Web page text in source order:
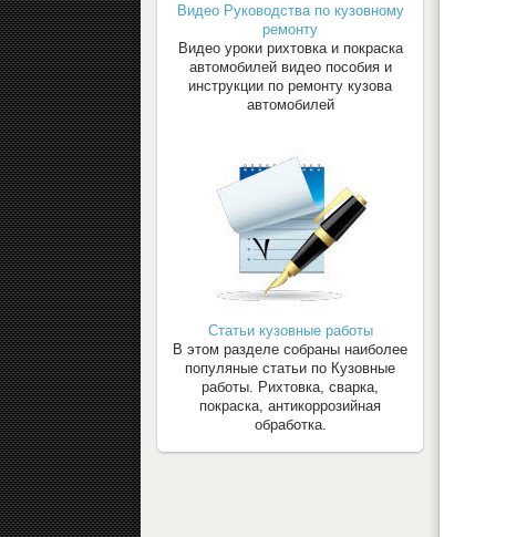
Видео Руководства по кузовному
ремонту
Видео уроки рихтовка и покраска
автомобилей видео пособия и
инструкции по ремонту кузова
автомобилей
Статьи кузовные работы
В этом разделе собраны наиболее
популяные статьи по Кузовные
работы. Рихтовка, сварка,
покраска, антикоррозийная
обработка.